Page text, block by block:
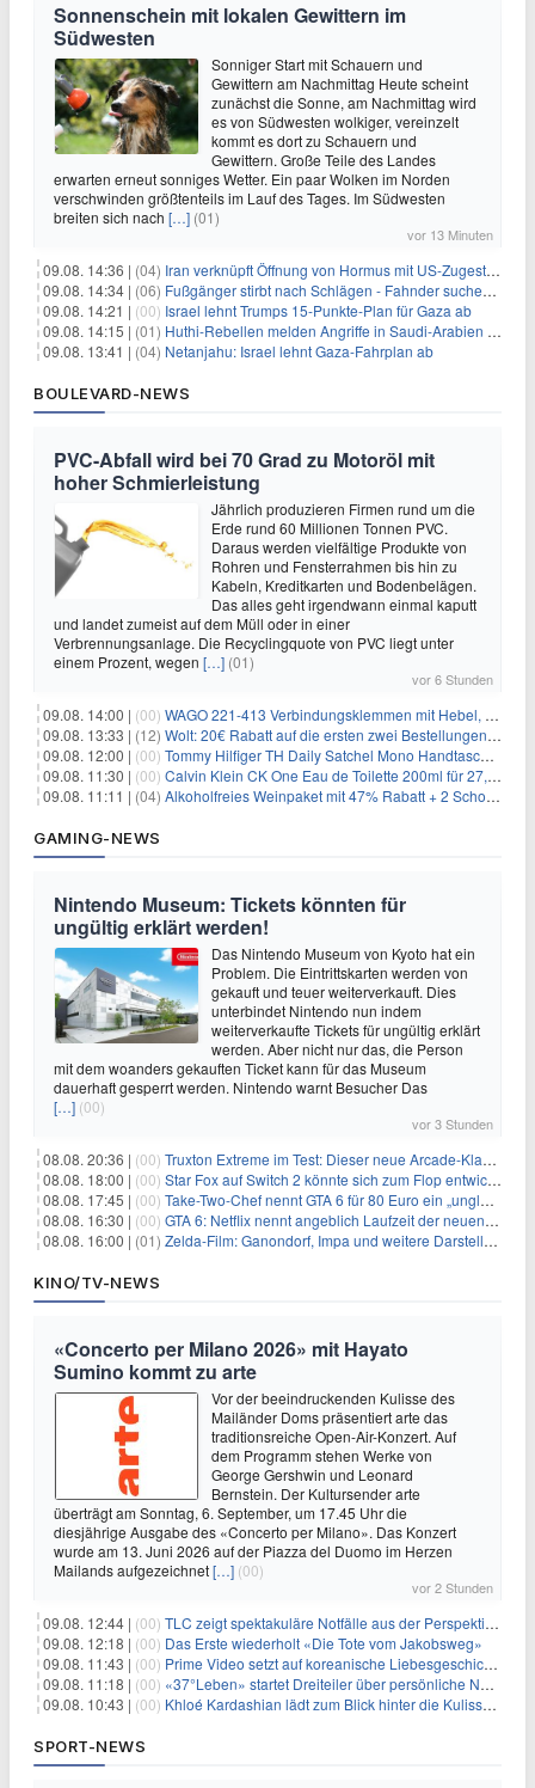
Sonnenschein mit lokalen Gewittern im
Südwesten
Sonniger Start mit Schauern und
Gewittern am Nachmittag Heute scheint
zunächst die Sonne, am Nachmittag wird
es von Südwesten wolkiger, vereinzelt
kommt es dort zu Schauern und
Gewittern. Große Teile des Landes
erwarten erneut sonniges Wetter. Ein paar Wolken im Norden
verschwinden größtenteils im Lauf des Tages. Im Südwesten
breiten sich nach […] (01)
vor 13 Minuten
09.08. 14:36 | (04) Iran verknüpft Öffnung von Hormus mit US-Zugeständnissen
09.08. 14:34 | (06) Fußgänger stirbt nach Schlägen - Fahnder suchen Autofahrer
09.08. 14:21 | (00) Israel lehnt Trumps 15-Punkte-Plan für Gaza ab
09.08. 14:15 | (01) Huthi-Rebellen melden Angriffe in Saudi-Arabien und im Jemen
09.08. 13:41 | (04) Netanjahu: Israel lehnt Gaza-Fahrplan ab
BOULEVARD-NEWS
PVC-Abfall wird bei 70 Grad zu Motoröl mit
hoher Schmierleistung
Jährlich produzieren Firmen rund um die
Erde rund 60 Millionen Tonnen PVC.
Daraus werden vielfältige Produkte von
Rohren und Fensterrahmen bis hin zu
Kabeln, Kreditkarten und Bodenbelägen.
Das alles geht irgendwann einmal kaputt
und landet zumeist auf dem Müll oder in einer
Verbrennungsanlage. Die Recyclingquote von PVC liegt unter
einem Prozent, wegen […] (01)
vor 6 Stunden
09.08. 14:00 | (00) WAGO 221-413 Verbindungsklemmen mit Hebel, 50 Stück für 14,99€
09.08. 13:33 | (12) Wolt: 20€ Rabatt auf die ersten zwei Bestellungen für Neukunden
09.08. 12:00 | (00) Tommy Hilfiger TH Daily Satchel Mono Handtasche für 73,97€
09.08. 11:30 | (00) Calvin Klein CK One Eau de Toilette 200ml für 27,99€
09.08. 11:11 | (04) Alkoholfreies Weinpaket mit 47% Rabatt + 2 Schott Zwiesel Gläser GRATIS für 29,99€
GAMING-NEWS
Nintendo Museum: Tickets könnten für
ungültig erklärt werden!
Das Nintendo Museum von Kyoto hat ein
Problem. Die Eintrittskarten werden von
gekauft und teuer weiterverkauft. Dies
unterbindet Nintendo nun indem
weiterverkaufte Tickets für ungültig erklärt
werden. Aber nicht nur das, die Person
mit dem woanders gekauften Ticket kann für das Museum
dauerhaft gesperrt werden. Nintendo warnt Besucher Das
[…] (00)
vor 3 Stunden
08.08. 20:36 | (00) Truxton Extreme im Test: Dieser neue Arcade-Klassiker verzeiht dir gar nichts
08.08. 18:00 | (00) Star Fox auf Switch 2 könnte sich zum Flop entwickeln
08.08. 17:45 | (00) Take-Two-Chef nennt GTA 6 für 80 Euro ein „unglaubliches Schnäppchen“
08.08. 16:30 | (00) GTA 6: Netflix nennt angeblich Laufzeit der neuen Gameplay-Präsentation
08.08. 16:00 | (01) Zelda-Film: Ganondorf, Impa und weitere Darsteller sollen feststehen
KINO/TV-NEWS
«Concerto per Milano 2026» mit Hayato
Sumino kommt zu arte
Vor der beeindruckenden Kulisse des
Mailänder Doms präsentiert arte das
traditionsreiche Open-Air-Konzert. Auf
dem Programm stehen Werke von
George Gershwin und Leonard
Bernstein. Der Kultursender arte
überträgt am Sonntag, 6. September, um 17.45 Uhr die
diesjährige Ausgabe des «Concerto per Milano». Das Konzert
wurde am 13. Juni 2026 auf der Piazza del Duomo im Herzen
Mailands aufgezeichnet[…] (00)
vor 2 Stunden
09.08. 12:44 | (00) TLC zeigt spektakuläre Notfälle aus der Perspektive der Patienten
09.08. 12:18 | (00) Das Erste wiederholt «Die Tote vom Jakobsweg»
09.08. 11:43 | (00) Prime Video setzt auf koreanische Liebesgeschichte
09.08. 11:18 | (00) «37°Leben» startet Dreiteiler über persönliche Neuanfänge
09.08. 10:43 | (00) Khloé Kardashian lädt zum Blick hinter die Kulissen ihres Freundeskreises
SPORT-NEWS